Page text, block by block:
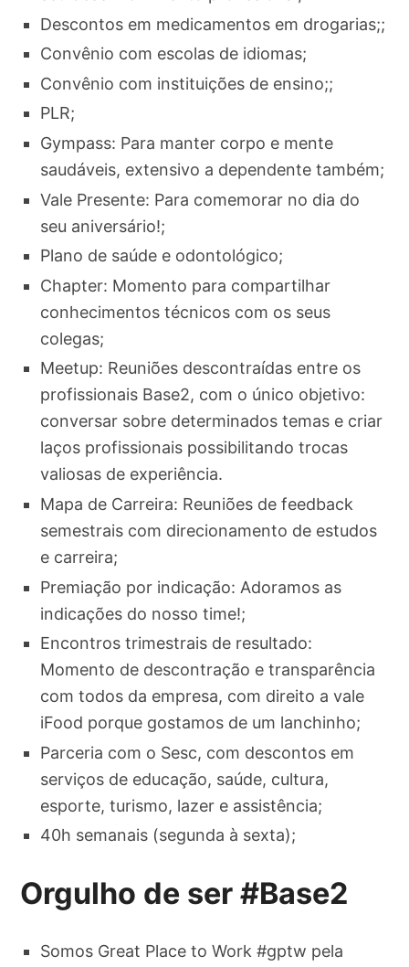
Descontos em medicamentos em drogarias;;
Convênio com escolas de idiomas;
Convênio com instituições de ensino;;
PLR;
Gympass: Para manter corpo e mente
saudáveis, extensivo a dependente também;
Vale Presente: Para comemorar no dia do
seu aniversário!;
Plano de saúde e odontológico;
Chapter: Momento para compartilhar
conhecimentos técnicos com os seus
colegas;
Meetup: Reuniões descontraídas entre os
profissionais Base2, com o único objetivo:
conversar sobre determinados temas e criar
laços profissionais possibilitando trocas
valiosas de experiência.
Mapa de Carreira: Reuniões de feedback
semestrais com direcionamento de estudos
e carreira;
Premiação por indicação: Adoramos as
indicações do nosso time!;
Encontros trimestrais de resultado:
Momento de descontração e transparência
com todos da empresa, com direito a vale
iFood porque gostamos de um lanchinho;
Parceria com o Sesc, com descontos em
serviços de educação, saúde, cultura,
esporte, turismo, lazer e assistência;
40h semanais (segunda à sexta);
Orgulho de ser #Base2
Somos Great Place to Work #gptw pela